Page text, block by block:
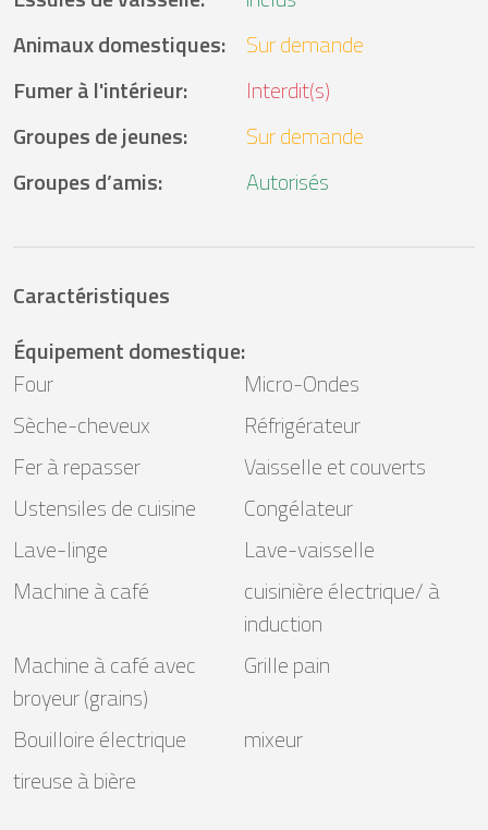
Animaux domestiques:
Sur demande
Fumer à l'intérieur:
Interdit(s)
Groupes de jeunes:
Sur demande
Groupes d’amis: Autorisés
Caractéristiques
Équipement domestique:
Four
Micro-Ondes
Sèche-cheveux
Réfrigérateur
Fer à repasser
Vaisselle et couverts
Ustensiles de cuisine
Congélateur
Lave-linge
Lave-vaisselle
Machine à café
cuisinière électrique/ à
induction
Machine à café avec
broyeur (grains)
Grille pain
Bouilloire électrique
mixeur
tireuse à bière